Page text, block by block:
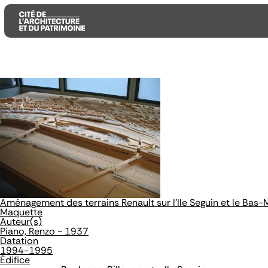
Aller
au
contenu
principal
Aller
au
menu
principal
Aller
à
la
recherche
Aménagement des terrains Renault sur l'Ile Seguin et le Bas-
Maquette
Auteur(s)
Piano, Renzo - 1937
Datation
1994-1995
Édifice